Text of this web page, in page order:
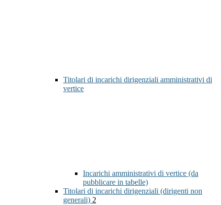
Titolari di incarichi dirigenziali amministrativi di
vertice
Incarichi amministrativi di vertice (da
pubblicare in tabelle)
Titolari di incarichi dirigenziali (dirigenti non
generali) 2